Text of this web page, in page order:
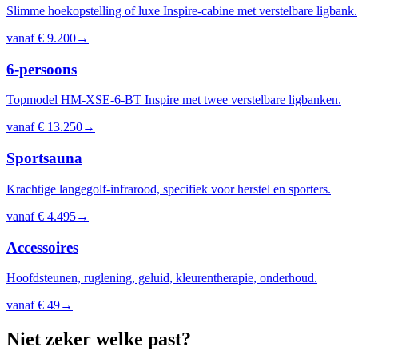
Slimme hoekopstelling of luxe Inspire-cabine met verstelbare ligbank.
vanaf€ 9.200→
6-persoons
Topmodel HM-XSE-6-BT Inspire met twee verstelbare ligbanken.
vanaf€ 13.250→
Sportsauna
Krachtige langegolf-infrarood, specifiek voor herstel en sporters.
vanaf€ 4.495→
Accessoires
Hoofdsteunen, ruglening, geluid, kleurentherapie, onderhoud.
vanaf€ 49→
Niet zeker welke past?